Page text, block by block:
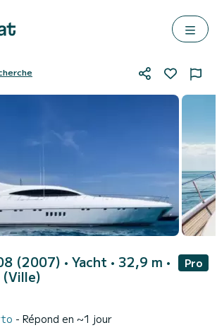
(2007) • Yacht • 32,9 m •
(Ville)
Pro
- Répond en ~1 jour